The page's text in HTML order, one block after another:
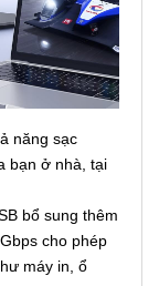
năng sạc
bạn ở nhà, tại
bổ sung thêm
cho phép
máy in, ổ